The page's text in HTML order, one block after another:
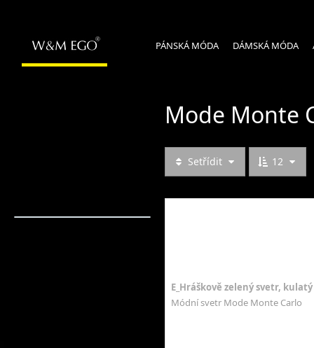
PÁNSKÁ MÓDA DÁMSKÁ MÓDA
Mode Monte
Setřídit 12
E_Hráškově zelený svetr,
Módní svetr Mode Monte Carlo